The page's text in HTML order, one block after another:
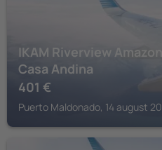
IKAM Riverview
Casa Andina
401 €
Puerto Maldonado, 14 august